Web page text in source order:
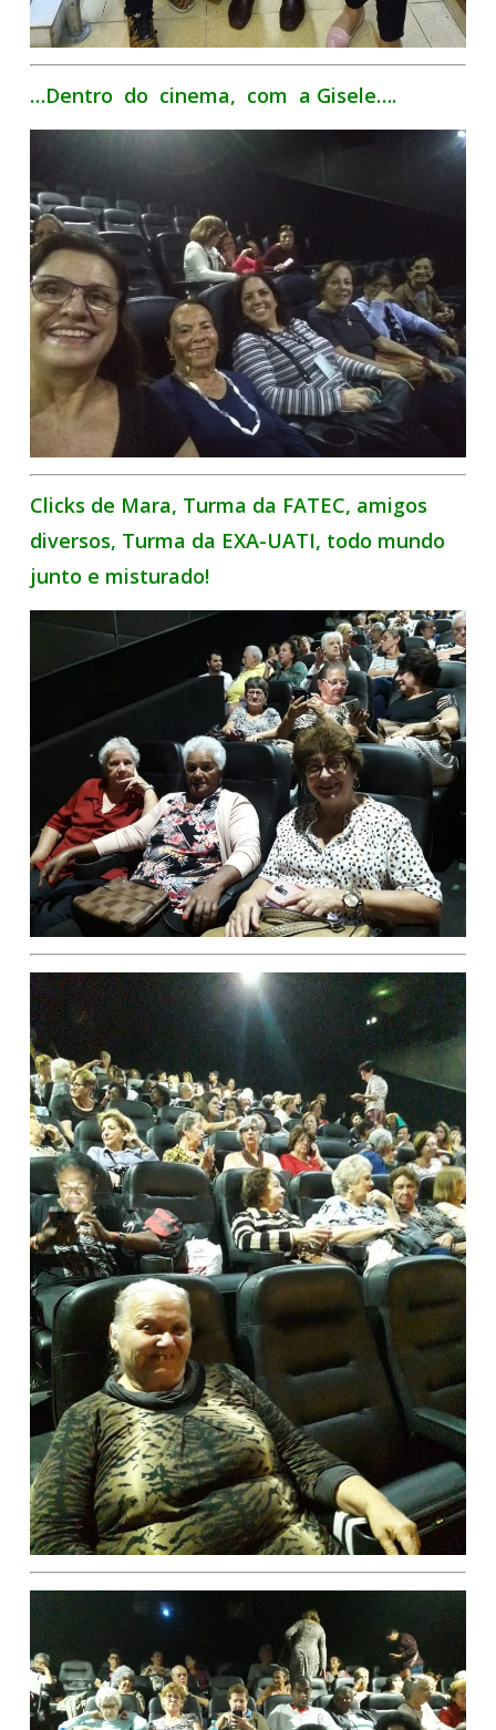
…Dentro do cinema, com a Gisele….
Clicks de Mara, Turma da FATEC, amigos
diversos, Turma da EXA-UATI, todo mundo
junto e misturado!